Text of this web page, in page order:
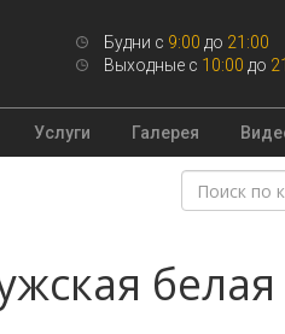
Будни с 9:00 до 21:00
Выходные с 10:00 до
Услуги Галерея